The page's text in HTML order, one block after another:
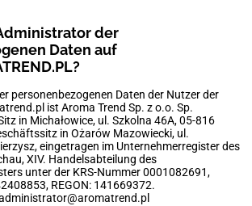
der
Daten auf
?
personenbezogenen Daten der Nutzer der
ist Aroma Trend Sp. z o.o. Sp.
in Michałowice, ul. Szkolna 46A, 05-816
in Ożarów Mazowiecki, ul.
eingetragen im Unternehmerregister des
XIV. Handelsabteilung des
unter der KRS-Nummer 0001082691,
REGON: 141669372.